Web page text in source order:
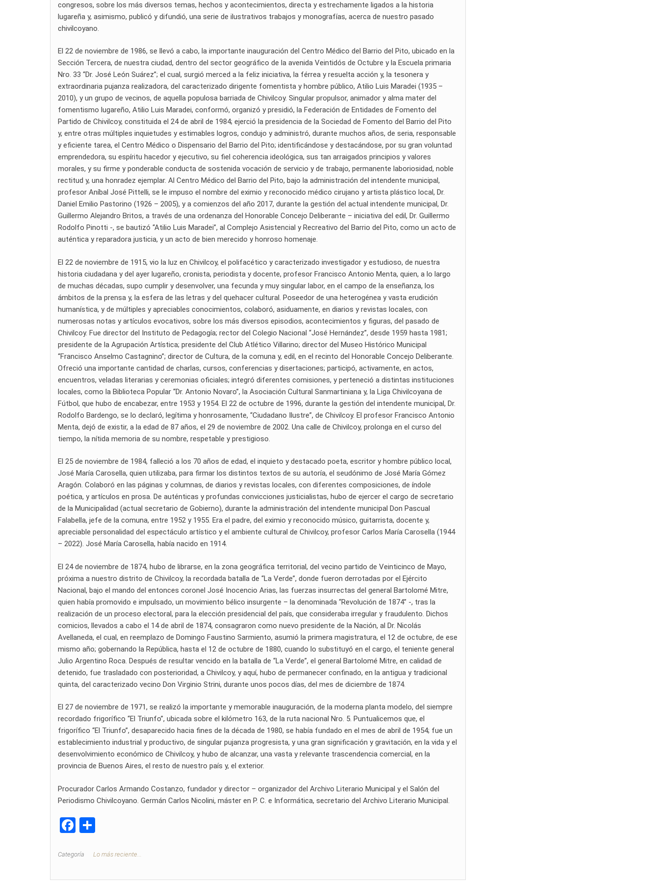
congresos, sobre los más diversos temas, hechos y acontecimientos, directa y estrechamente ligados a la historia
lugareña y, asimismo, publicó y difundió, una serie de ilustrativos trabajos y monografías, acerca de nuestro pasado
chivilcoyano.
El 22 de noviembre de 1986, se llevó a cabo, la importante inauguración del Centro Médico del Barrio del Pito, ubicado en la
Sección Tercera, de nuestra ciudad, dentro del sector geográfico de la avenida Veintidós de Octubre y la Escuela primaria
Nro. 33 “Dr. José León Suárez”; el cual, surgió merced a la feliz iniciativa, la férrea y resuelta acción y, la tesonera y
extraordinaria pujanza realizadora, del caracterizado dirigente fomentista y hombre público, Atilio Luis Maradei (1935 –
2010), y un grupo de vecinos, de aquella populosa barriada de Chivilcoy. Singular propulsor, animador y alma mater del
fomentismo lugareño, Atilio Luis Maradei, conformó, organizó y presidió, la Federación de Entidades de Fomento del
Partido de Chivilcoy, constituida el 24 de abril de 1984; ejerció la presidencia de la Sociedad de Fomento del Barrio del Pito
y, entre otras múltiples inquietudes y estimables logros, condujo y administró, durante muchos años, de seria, responsable
y eficiente tarea, el Centro Médico o Dispensario del Barrio del Pito; identificándose y destacándose, por su gran voluntad
emprendedora, su espíritu hacedor y ejecutivo, su fiel coherencia ideológica, sus tan arraigados principios y valores
morales, y su firme y ponderable conducta de sostenida vocación de servicio y de trabajo, permanente laboriosidad, noble
rectitud y, una honradez ejemplar. Al Centro Médico del Barrio del Pito, bajo la administración del intendente municipal,
profesor Aníbal José Pittelli, se le impuso el nombre del eximio y reconocido médico cirujano y artista plástico local, Dr.
Daniel Emilio Pastorino (1926 – 2005), y a comienzos del año 2017, durante la gestión del actual intendente municipal, Dr.
Guillermo Alejandro Britos, a través de una ordenanza del Honorable Concejo Deliberante – iniciativa del edil, Dr. Guillermo
Rodolfo Pinotti -, se bautizó “Atilio Luis Maradei”, al Complejo Asistencial y Recreativo del Barrio del Pito, como un acto de
auténtica y reparadora justicia, y un acto de bien merecido y honroso homenaje.
El 22 de noviembre de 1915, vio la luz en Chivilcoy, el polifacético y caracterizado investigador y estudioso, de nuestra
historia ciudadana y del ayer lugareño, cronista, periodista y docente, profesor Francisco Antonio Menta, quien, a lo largo
de muchas décadas, supo cumplir y desenvolver, una fecunda y muy singular labor, en el campo de la enseñanza, los
ámbitos de la prensa y, la esfera de las letras y del quehacer cultural. Poseedor de una heterogénea y vasta erudición
humanística, y de múltiples y apreciables conocimientos, colaboró, asiduamente, en diarios y revistas locales, con
numerosas notas y artículos evocativos, sobre los más diversos episodios, acontecimientos y figuras, del pasado de
Chivilcoy. Fue director del Instituto de Pedagogía; rector del Colegio Nacional “José Hernández”, desde 1959 hasta 1981;
presidente de la Agrupación Artística; presidente del Club Atlético Villarino; director del Museo Histórico Municipal
“Francisco Anselmo Castagnino”; director de Cultura, de la comuna y, edil, en el recinto del Honorable Concejo Deliberante.
Ofreció una importante cantidad de charlas, cursos, conferencias y disertaciones; participó, activamente, en actos,
encuentros, veladas literarias y ceremonias oficiales; integró diferentes comisiones, y perteneció a distintas instituciones
locales, como la Biblioteca Popular “Dr. Antonio Novaro”, la Asociación Cultural Sanmartiniana y, la Liga Chivilcoyana de
Fútbol, que hubo de encabezar, entre 1953 y 1954. El 22 de octubre de 1996, durante la gestión del intendente municipal, Dr.
Rodolfo Bardengo, se lo declaró, legítima y honrosamente, “Ciudadano Ilustre”, de Chivilcoy. El profesor Francisco Antonio
Menta, dejó de existir, a la edad de 87 años, el 29 de noviembre de 2002. Una calle de Chivilcoy, prolonga en el curso del
tiempo, la nítida memoria de su nombre, respetable y prestigioso.
El 25 de noviembre de 1984, falleció a los 70 años de edad, el inquieto y destacado poeta, escritor y hombre público local,
José María Carosella, quien utilizaba, para firmar los distintos textos de su autoría, el seudónimo de José María Gómez
Aragón. Colaboró en las páginas y columnas, de diarios y revistas locales, con diferentes composiciones, de índole
poética, y artículos en prosa. De auténticas y profundas convicciones justicialistas, hubo de ejercer el cargo de secretario
de la Municipalidad (actual secretario de Gobierno), durante la administración del intendente municipal Don Pascual
Falabella, jefe de la comuna, entre 1952 y 1955. Era el padre, del eximio y reconocido músico, guitarrista, docente y,
apreciable personalidad del espectáculo artístico y el ambiente cultural de Chivilcoy, profesor Carlos María Carosella (1944
– 2022). José María Carosella, había nacido en 1914.
El 24 de noviembre de 1874, hubo de librarse, en la zona geográfica territorial, del vecino partido de Veinticinco de Mayo,
próxima a nuestro distrito de Chivilcoy, la recordada batalla de “La Verde”, donde fueron derrotadas por el Ejército
Nacional, bajo el mando del entonces coronel José Inocencio Arias, las fuerzas insurrectas del general Bartolomé Mitre,
quien había promovido e impulsado, un movimiento bélico insurgente – la denominada “Revolución de 1874” -, tras la
realización de un proceso electoral, para la elección presidencial del país, que consideraba irregular y fraudulento. Dichos
comicios, llevados a cabo el 14 de abril de 1874, consagraron como nuevo presidente de la Nación, al Dr. Nicolás
Avellaneda, el cual, en reemplazo de Domingo Faustino Sarmiento, asumió la primera magistratura, el 12 de octubre, de ese
mismo año; gobernando la República, hasta el 12 de octubre de 1880, cuando lo substituyó en el cargo, el teniente general
Julio Argentino Roca. Después de resultar vencido en la batalla de “La Verde”, el general Bartolomé Mitre, en calidad de
detenido, fue trasladado con posterioridad, a Chivilcoy, y aquí, hubo de permanecer confinado, en la antigua y tradicional
quinta, del caracterizado vecino Don Virginio Strini, durante unos pocos días, del mes de diciembre de 1874.
El 27 de noviembre de 1971, se realizó la importante y memorable inauguración, de la moderna planta modelo, del siempre
recordado frigorífico “El Triunfo”, ubicada sobre el kilómetro 163, de la ruta nacional Nro. 5. Puntualicemos que, el
frigorífico “El Triunfo”, desaparecido hacia fines de la década de 1980, se había fundado en el mes de abril de 1954; fue un
establecimiento industrial y productivo, de singular pujanza progresista, y una gran significación y gravitación, en la vida y el
desenvolvimiento económico de Chivilcoy, y hubo de alcanzar, una vasta y relevante trascendencia comercial, en la
provincia de Buenos Aires, el resto de nuestro país y, el exterior.
Procurador Carlos Armando Costanzo, fundador y director – organizador del Archivo Literario Municipal y el Salón del
Periodismo Chivilcoyano. Germán Carlos Nicolini, máster en P. C. e Informática, secretario del Archivo Literario Municipal.
F
ce
m
Categoría Lo más reciente...